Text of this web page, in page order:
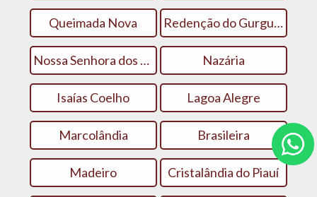
Queimada Nova Redenção do Gurgueia
Nossa Senhora dos Remédios Nazária
Isaías Coelho Lagoa Alegre
Marcolândia Brasileira
Madeiro Cristalândia do Piauí